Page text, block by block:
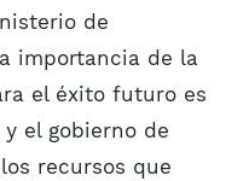
de
importancia de la
el éxito futuro es
el gobierno de
recursos que